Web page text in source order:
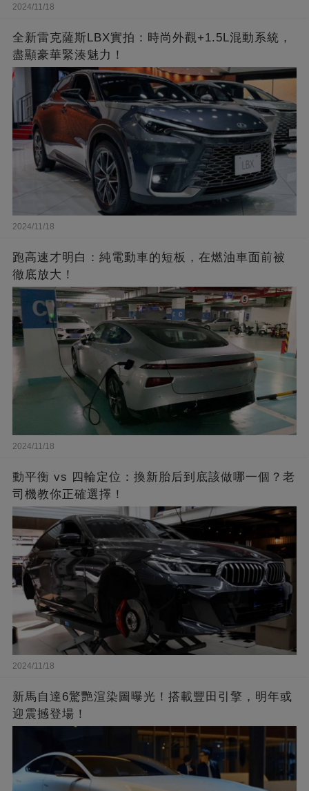
2024/11/18
全新雷克薩斯LBX實拍：時尚外觀+1.5L混動系統，
盡顯豪華緊湊魅力！
2024/11/18
跑高速才明白：純電動車的短板，在燃油車面前被
徹底放大！
2024/11/18
動平衡 vs 四輪定位：換新胎后到底該做哪一個？老
司機教你正確選擇！
2024/11/18
新馬自達6驚艷渲染圖曝光！搭載豐田引擎，明年或
迎震撼登場！